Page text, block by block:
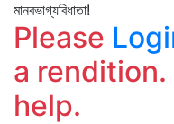
মানবভাগ্যবিধাতা!
Please
a rendition.
help.